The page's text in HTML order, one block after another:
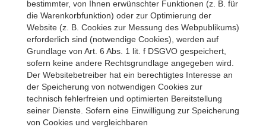
bestimmter, von Ihnen erwünschter Funktionen (z. B. für
die Warenkorbfunktion) oder zur Optimierung der
Website (z. B. Cookies zur Messung des Webpublikums)
erforderlich sind (notwendige Cookies), werden auf
Grundlage von Art. 6 Abs. 1 lit. f DSGVO gespeichert,
sofern keine andere Rechtsgrundlage angegeben wird.
Der Websitebetreiber hat ein berechtigtes Interesse an
der Speicherung von notwendigen Cookies zur
technisch fehlerfreien und optimierten Bereitstellung
seiner Dienste. Sofern eine Einwilligung zur Speicherung
von Cookies und vergleichbaren